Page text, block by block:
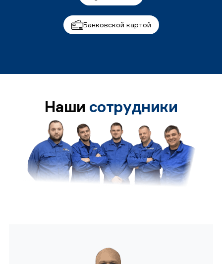
Банковской картой
Наши сотрудники